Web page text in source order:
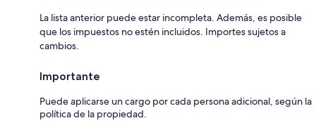
La lista anterior puede estar incompleta. Además, es posible
que los impuestos no estén incluidos. Importes sujetos a
cambios.
Importante
Puede aplicarse un cargo por cada persona adicional, según la
política de la propiedad.